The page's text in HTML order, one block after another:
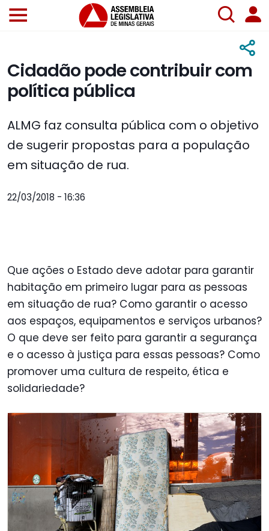
Cidadão pode contribuir com
política pública
ALMG faz consulta pública com o objetivo
de sugerir propostas para a população
em situação de rua.
22/03/2018 - 16:36
Que ações o Estado deve adotar para garantir
habitação em primeiro lugar para as pessoas
em situação de rua? Como garantir o acesso
aos espaços, equipamentos e serviços urbanos?
O que deve ser feito para garantir a segurança
e o acesso à justiça para essas pessoas? Como
promover uma cultura de respeito, ética e
solidariedade?